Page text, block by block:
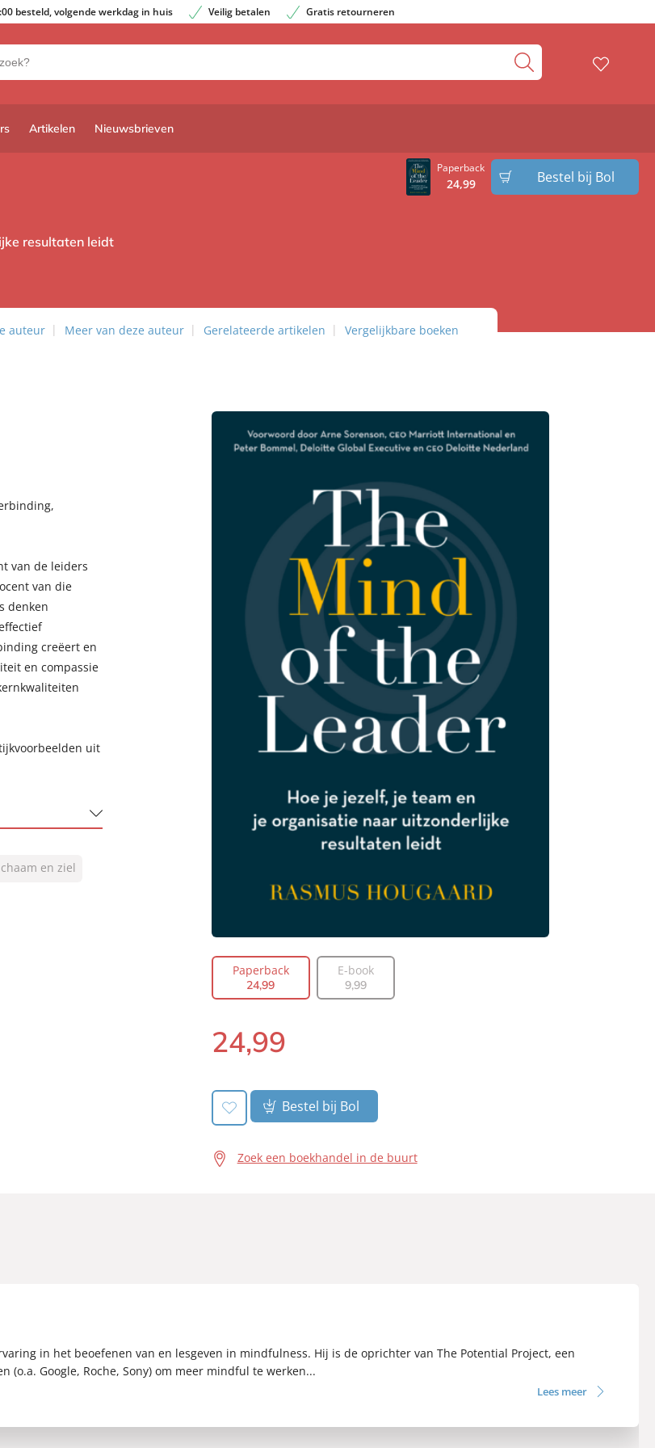
besteld, volgende werkdag in huis Veilig betalen Gratis retourneren
Artikelen Nieuwsbrieven
Paperback
24,99 Bestel bij Bol
resultaten leidt
auteur Meer van deze auteur Gerelateerde artikelen Vergelijkbare boeken
van de leiders
van die
denken
creëert en
en compassie
uit
en ziel
Paperback
24,99
E-book
9,99
Paperback:
24,99
Bestel bij Bol
Zoek een boekhandel in de buurt
in het beoefenen van en lesgeven in mindfulness. Hij is de oprichter van The Potential Project, een
Google, Roche, Sony) om meer mindful te werken...
Lees meer